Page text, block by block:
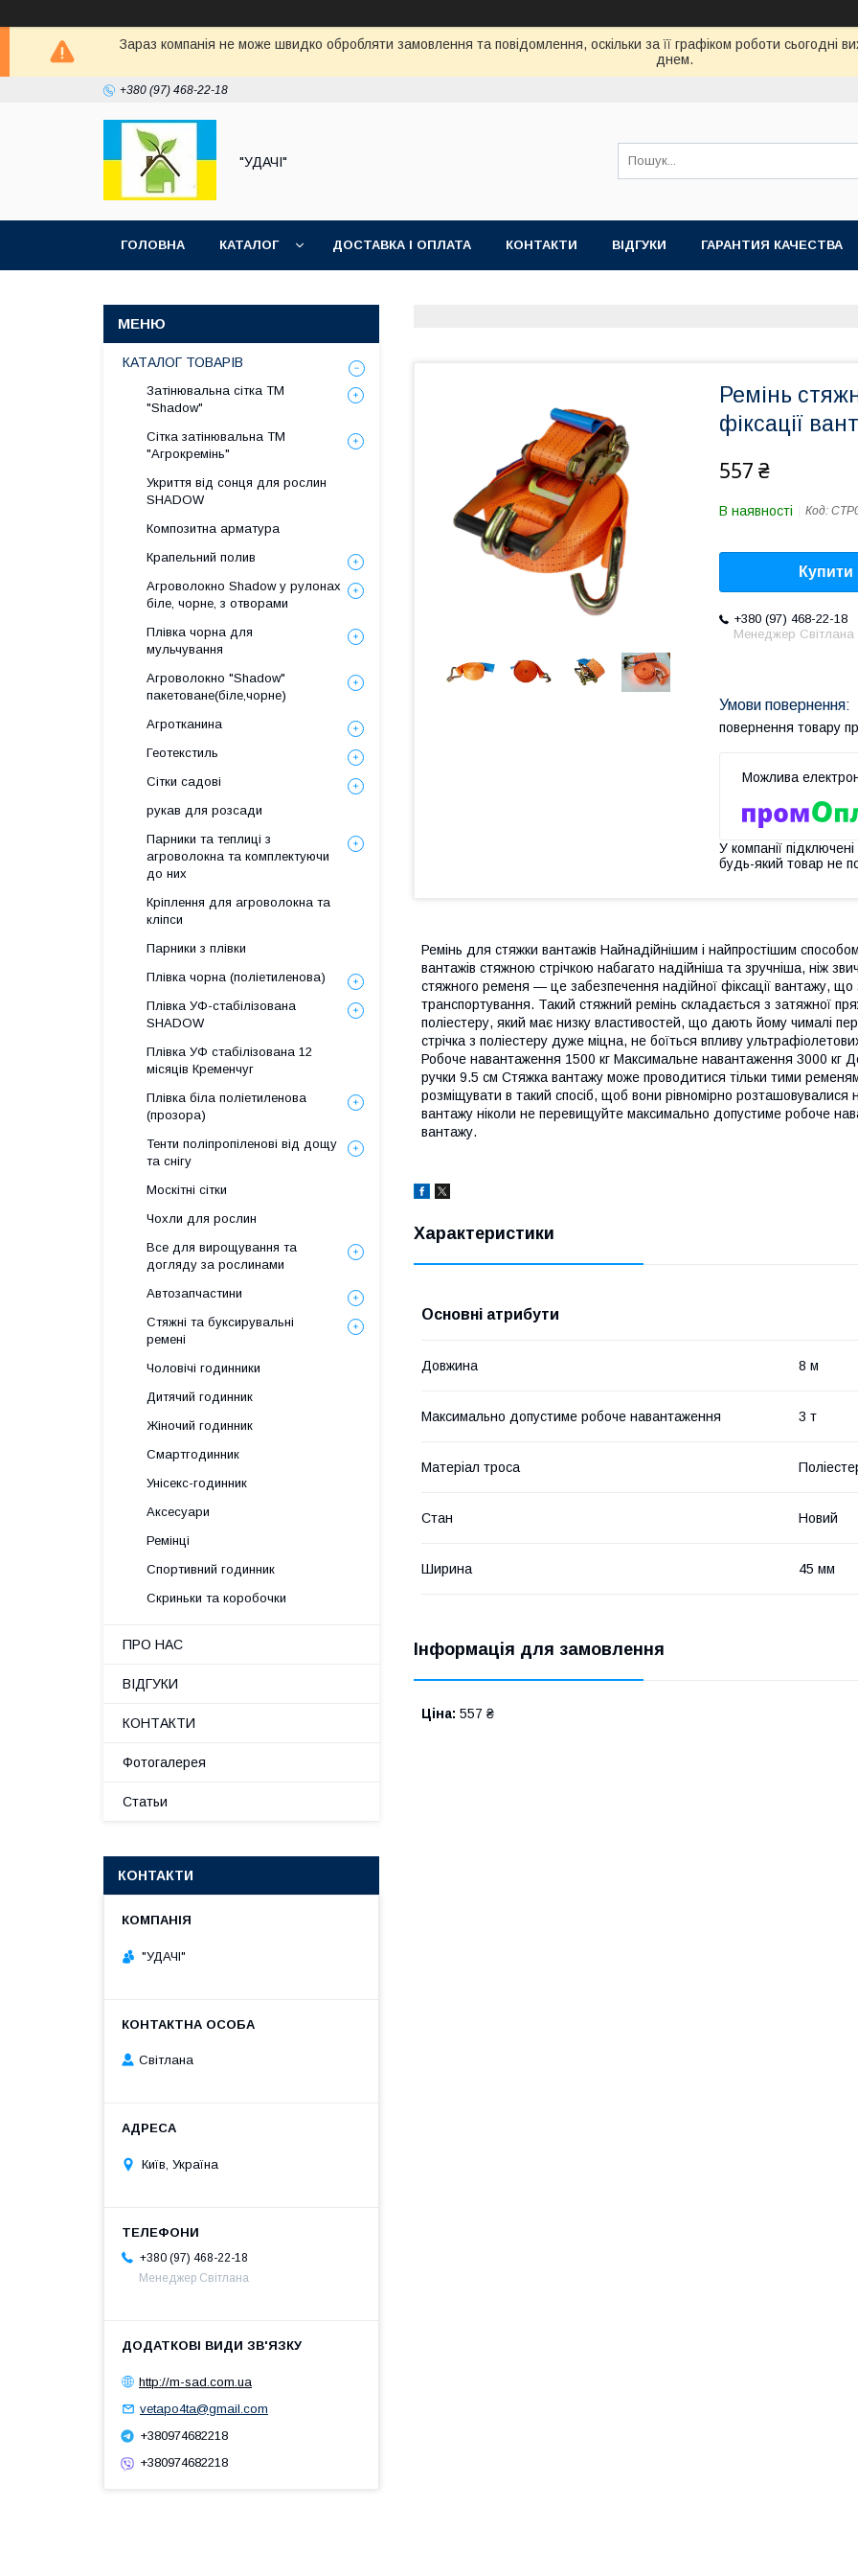
Зараз компанія не може швидко обробляти замовлення та повідомлення, оскільки за її графіком роботи
днем.
+380 (97) 468-22-18
"УДАЧІ"
ГОЛОВНА КАТАЛОГ ДОСТАВКА І ОПЛАТА КОНТАКТИ ВІДГУКИ ГАРАНТИЯ КАЧЕСТВА
Ремінь
фіксації
557 ₴
В наявності Код:
Купити
+380 (97) 468-22-18
Менеджер Світлана
повернення товару
У компанії
будь-який товар не
Ремінь для стяжки вантажів Найнадійнішим і найпростішим
вантажів стяжною стрічкою набагато надійніша та зручніша, ніж
стяжного ременя — це забезпечення надійної фіксації вантажу, що
транспортування. Такий стяжний ремінь складається з затяжної
поліестеру, який має низку властивостей, що дають йому чималі
стрічка з поліестеру дуже міцна, не боїться впливу
Робоче навантаження 1500 кг Максимальне навантаження 3000 кг
ручки 9.5 см Стяжка вантажу може проводитися тільки тими
розміщувати в такий спосіб, щоб вони рівномірно розташовувалися
вантажу ніколи не перевищуйте максимально допустиме робоче
вантажу.
Характеристики
Основні атрибути
Довжина 8 м
Максимально допустиме робоче навантаження 3 т
Матеріал троса
Стан Новий
Ширина 45 мм
Інформація для замовлення
Ціна: 557 ₴
КАТАЛОГ ТОВАРІВ
Затінювальна сітка ТМ
"Shadow"
Сітка затінювальна ТМ
"Агрокремінь"
Укриття від сонця для рослин
SHADOW
Композитна арматура
Крапельний полив
Агроволокно Shadow у рулонах
біле, чорне, з отворами
Плівка чорна для
мульчування
Агроволокно "Shadow"
пакетоване(біле,чорне)
Агротканина
Геотекстиль
Сітки садові
рукав для розсади
Парники та теплиці з
агроволокна та комплектуючи
до них
Кріплення для агроволокна та
кліпси
Парники з плівки
Плівка чорна (поліетиленова)
Плівка УФ-стабілізована
SHADOW
Плівка УФ стабілізована 12
місяців Кременчуг
Плівка біла поліетиленова
(прозора)
Тенти поліпропіленові від дощу
та снігу
Москітні сітки
Чохли для рослин
Все для вирощування та
догляду за рослинами
Автозапчастини
Стяжні та буксирувальні
ремені
Чоловічі годинники
Дитячий годинник
Жіночий годинник
Смартгодинник
Унісекс-годинник
Аксесуари
Ремінці
Спортивний годинник
Скриньки та коробочки
ПРО НАС
ВІДГУКИ
КОНТАКТИ
Фотогалерея
Статьи
КОНТАКТИ
"УДАЧІ"
Світлана
Київ, Україна
+380 (97) 468-22-18
Менеджер Світлана
http://m-sad.com.ua
vetapo4ta@gmail.com
+380974682218
+380974682218